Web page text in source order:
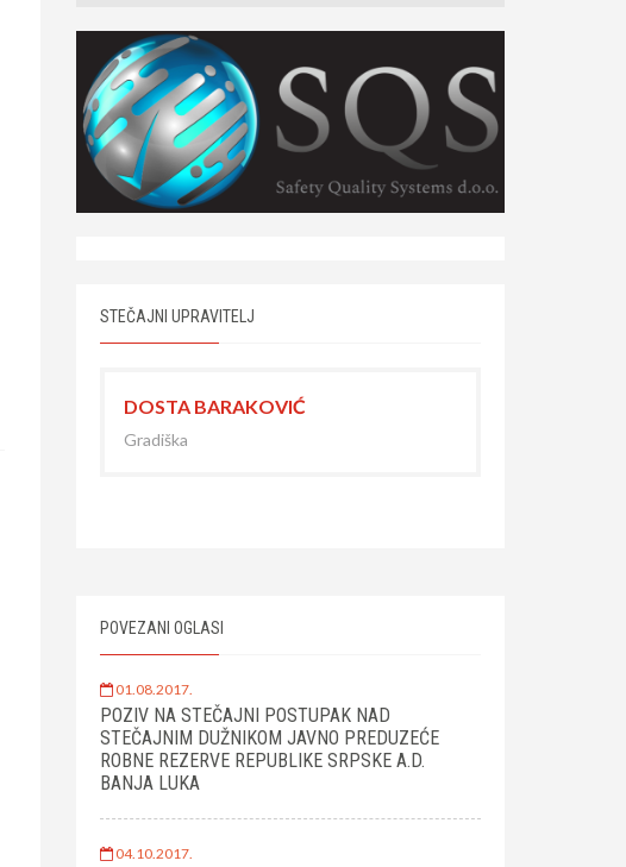
STEČAJNI UPRAVITELJ
DOSTA BARAKOVIĆ
Gradiška
POVEZANI OGLASI
01.08.2017.
POZIV NA STEČAJNI POSTUPAK NAD
STEČAJNIM DUŽNIKOM JAVNO PREDUZEĆE
ROBNE REZERVE REPUBLIKE SRPSKE A.D.
BANJA LUKA
04.10.2017.